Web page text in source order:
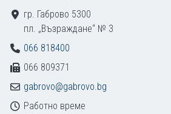
гр. Габрово 5300
пл. „Възраждане“ № 3
066 818400
066 809371
gabrovo@gabrovo.bg
Работно време